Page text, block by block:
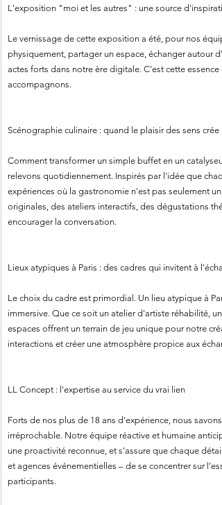
L'exposition "moi et les autres" : une source
Le vernissage de cette exposition a été, pour nos
physiquement, partager un espace, échanger autour
actes forts dans notre ère digitale. C'est cette
accompagnons.
Scénographie culinaire : quand le plaisir des sens crée
Comment transformer un simple buffet en un
relevons quotidiennement. Inspirés par l'idée que
expériences où la gastronomie n'est pas seulement
originales, des ateliers interactifs, des dégustations
encourager la conversation.
Lieux atypiques à Paris : des cadres qui invitent à
Le choix du cadre est primordial. Un lieu atypique à
immersive. Que ce soit un atelier d'artiste réhabilité,
espaces offrent un terrain de jeu unique pour notre
interactions et créer une atmosphère propice aux
LL Concept : l'expertise au service du vrai lien
Forts de nos plus de 18 ans d'expérience, nous
irréprochable. Notre équipe réactive et humaine
une proactivité reconnue, et s'assure que chaque
et agences événementielles – de se concentrer sur
participants.